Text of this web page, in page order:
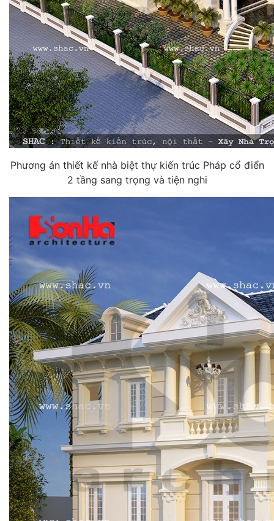
Phương án thiết kế nhà biệt thự kiến trúc Pháp cổ điển
2 tầng sang trọng và tiện nghi